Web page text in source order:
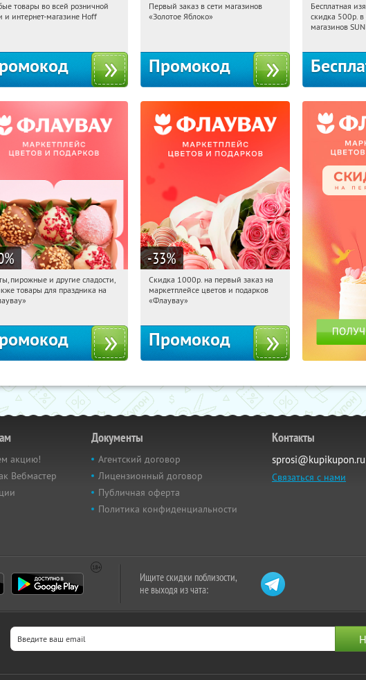
10:49:32 Получили:
товары во всей розничной
и интернет-магазине Hoff
10:49:32
Получи первым!
Первый заказ в сети магазинов
«Золотое Яблоко»
Промокод
10:49:32
Россия
Бесплатная
скидка 500р.
магазинов
%
10:49:32 Получили:
пирожные и другие сладости,
товары для праздника на
-33%
10:49:32 Получили:
Россия
Скидка 1000р. на первый заказ на
маркетплейсе цветов и подарков
«Флаувау»
Промокод
акцию!
Вебмастер
Документы
Агентский договор
Лицензионный договор
Публичная оферта
Политика конфиденциальности
Контакты
sprosi@kupikupon.ru
Связаться с нами
Ищите скидки поблизости,
не выходя из чата: